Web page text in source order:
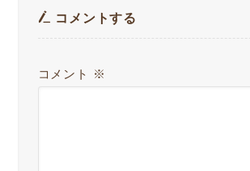
コメントする
コメント ※